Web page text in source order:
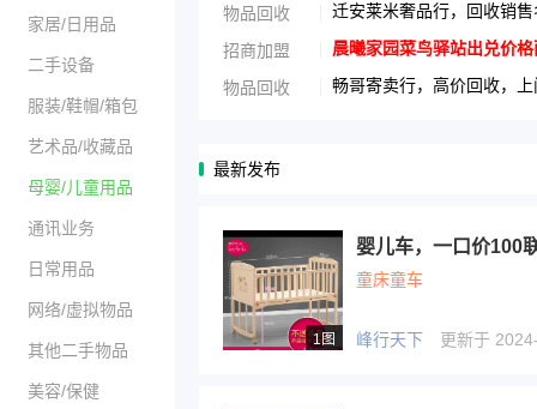
家居/日用品
二手设备
服装/鞋帽/箱包
艺术品/收藏品
母婴/儿童用品
通讯业务
日常用品
网络/虚拟物品
其他二手物品
美容/保健
物品回收 迁安莱米奢品行，回收销
招商加盟 晨曦家园菜鸟驿站出兑价
物品回收 畅哥寄卖行，高价回收，
最新发布
1图
婴儿车，一口价100
童床童车
峰行天下 更新于